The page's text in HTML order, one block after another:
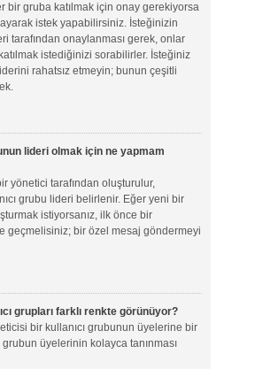
bir gruba katılmak için onay gerekiyorsa
istek yapabilirsiniz. İsteğinizin
tarafından onaylanması gerek, onlar
istediğinizi sorabilirler. İsteğiniz
rahatsız etmeyin; bunun çeşitli
lideri olmak için ne yapmam
yönetici tarafından oluşturulur,
grubu lideri belirlenir. Eğer yeni bir
istiyorsanız, ilk önce bir
geçmelisiniz; bir özel mesaj göndermeyi
grupları farklı renkte görünüyor?
bir kullanıcı grubunun üyelerine bir
üyelerinin kolayca tanınması